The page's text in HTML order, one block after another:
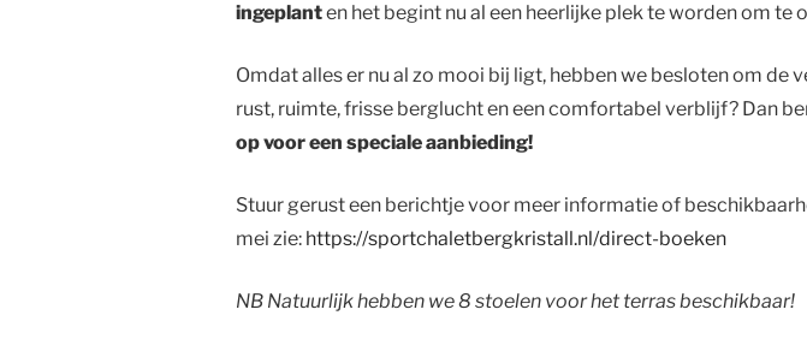
ingeplanten het begint nu al een heerlijke plek te worden om te
Omdat alles er nu al zo mooi bij ligt, hebben we besloten om de
rust, ruimte, frisse berglucht en een comfortabel verblijf? Dan
op voor een speciale aanbieding!
Stuur gerust een berichtje voor meer informatie of
mei zie: https://sportchaletbergkristall.nl/direct-boeken
NB Natuurlijk hebben we 8 stoelen voor het terras beschikbaar!